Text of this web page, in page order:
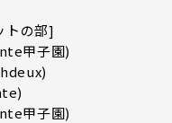
トの部]
甲子園)
甲子園)